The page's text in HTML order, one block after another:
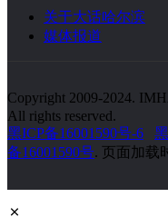
关于大话哈尔滨
媒体报道
Copyright 2009-2024.
All rights reserved.
黑ICP备16001590号-6
备16001590号. 页面加载